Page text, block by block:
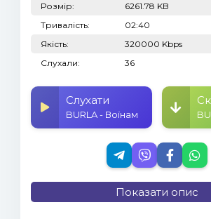
Розмір:
6261.78 KB
Тривалість:
02:40
Якість:
320000 Kbps
Слухали:
36
Слухати
BURLA - Воїнам
Показати опис